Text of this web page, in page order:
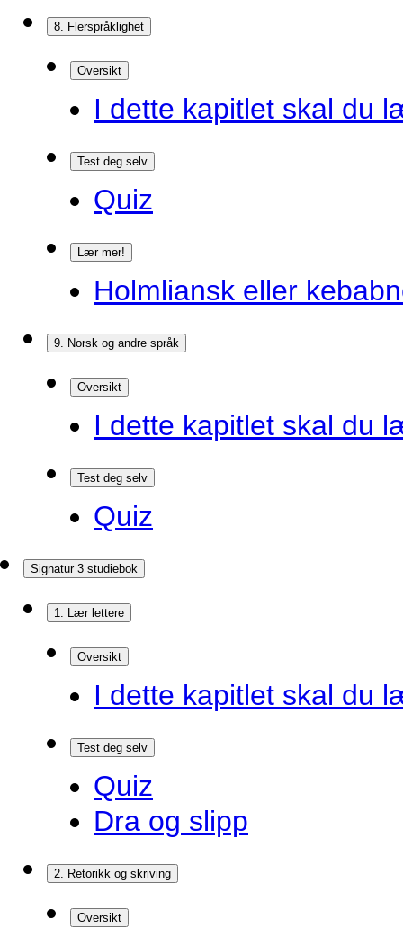
8. Flerspråklighet
Oversikt
I dette kapitlet skal du
Test deg selv
Quiz
Lær mer!
Holmliansk eller
9. Norsk og andre språk
Oversikt
I dette kapitlet skal du
Test deg selv
Quiz
Signatur 3 studiebok
1. Lær lettere
Oversikt
I dette kapitlet skal du
Test deg selv
Quiz
Dra og slipp
2. Retorikk og skriving
Oversikt